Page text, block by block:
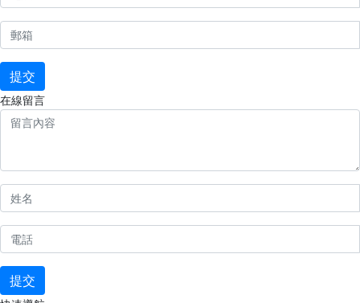
提交
在線留言
提交